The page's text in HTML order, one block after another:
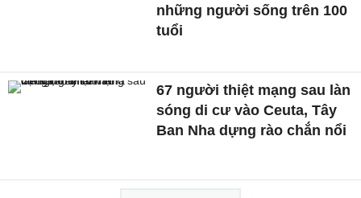
những người sống trên 100
tuổi
67 người thiệt mạng sau làn
sóng di cư vào Ceuta, Tây
Ban Nha dựng rào chắn nổi